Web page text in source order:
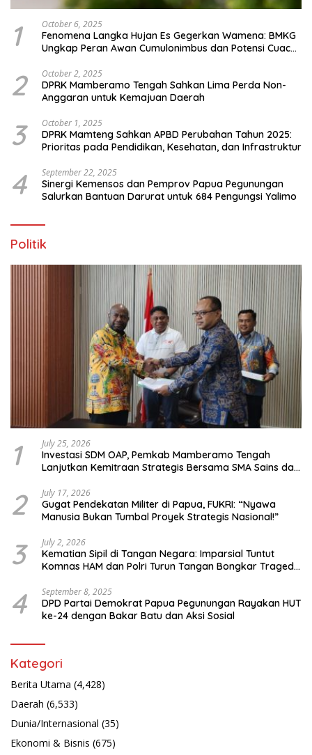
1 October 6, 2025
Fenomena Langka Hujan Es Gegerkan Wamena: BMKG
Ungkap Peran Awan Cumulonimbus dan Potensi Cuaca
2 October 2, 2025
DPRK Mamberamo Tengah Sahkan Lima Perda Non-
Anggaran untuk Kemajuan Daerah
3 October 1, 2025
DPRK Mamteng Sahkan APBD Perubahan Tahun 2025:
Prioritas pada Pendidikan, Kesehatan, dan Infrastruktur
4 September 22, 2025
Sinergi Kemensos dan Pemprov Papua Pegunungan
Salurkan Bantuan Darurat untuk 684 Pengungsi Yalimo
Politik
1 July 25, 2026
Investasi SDM OAP, Pemkab Mamberamo Tengah
Lanjutkan Kemitraan Strategis Bersama SMA Sains dan
2 July 17, 2026
Gugat Pendekatan Militer di Papua, FUKRI: “Nyawa
Manusia Bukan Tumbal Proyek Strategis Nasional!”
3 July 2, 2026
Kematian Sipil di Tangan Negara: Imparsial Tuntut
Komnas HAM dan Polri Turun Tangan Bongkar Tragedi
4 September 8, 2025
DPD Partai Demokrat Papua Pegunungan Rayakan HUT
ke-24 dengan Bakar Batu dan Aksi Sosial
Kategori
Berita Utama (4,428)
Daerah (6,533)
Dunia/Internasional (35)
Ekonomi & Bisnis (675)